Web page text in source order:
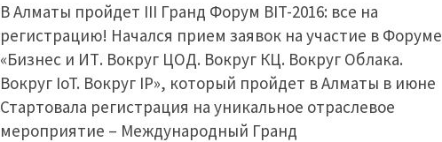
В Алматы пройдет III Гранд Форум BIT-2016: все на
регистрацию! Начался прием заявок на участие в Форуме
«Бизнес и ИТ. Вокруг ЦОД. Вокруг КЦ. Вокруг Облака.
Вокруг IoT. Вокруг IP», который пройдет в Алматы в июне
Стартовала регистрация на уникальное отраслевое
мероприятие – Международный Гранд